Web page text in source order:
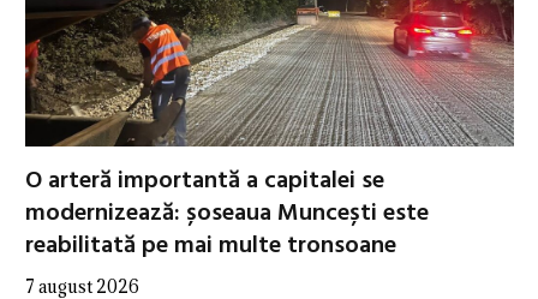
O arteră importantă a capitalei se
modernizează: șoseaua Muncești este
reabilitată pe mai multe tronsoane
7 august 2026